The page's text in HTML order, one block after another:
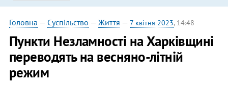
Головна — Суспільство — Життя — 7 квітня 2023, 14:48
Пункти Незламності на Харківщині
переводять на весняно-літній
режим